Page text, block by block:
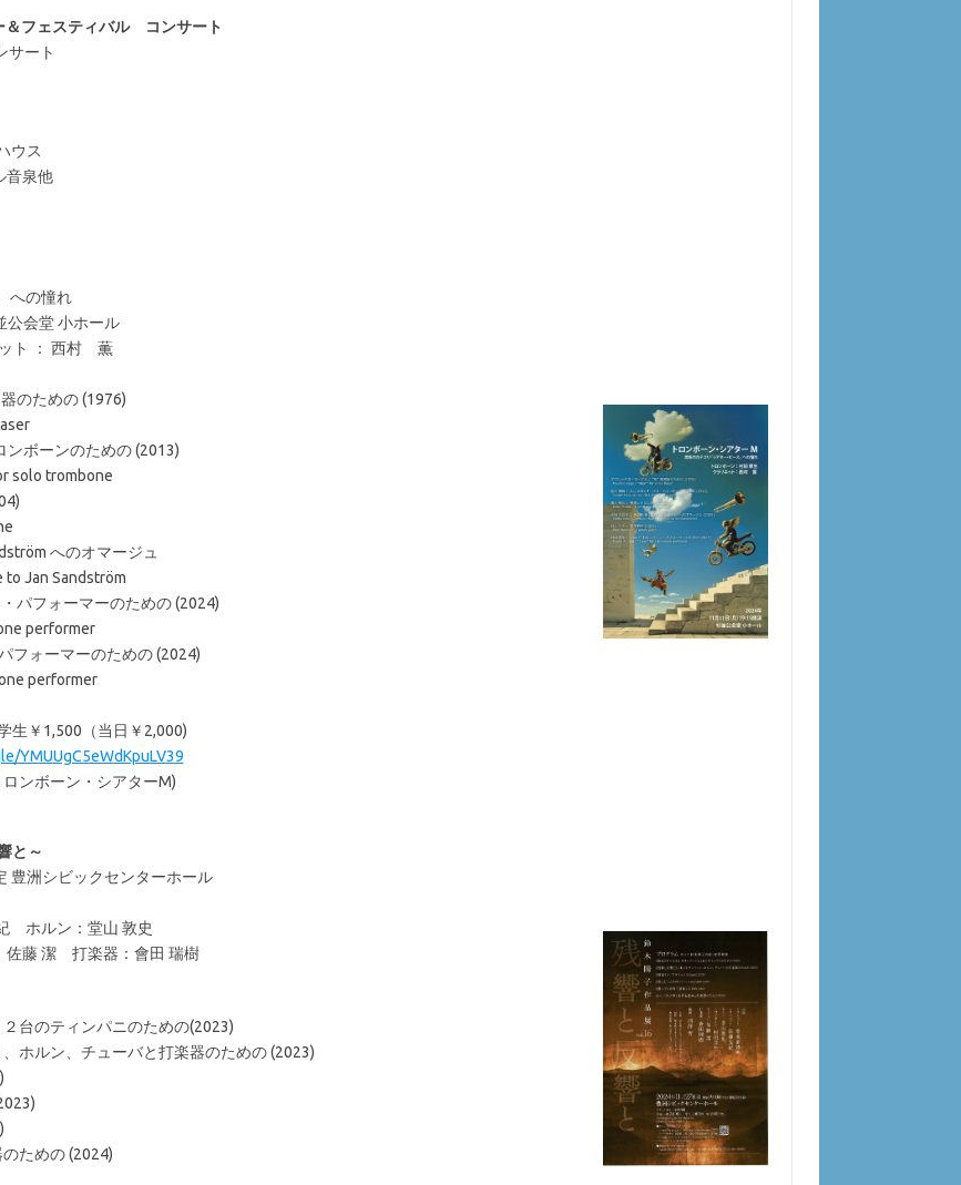
＆フェスティバル コンサート
サート
ウス
音泉他
への憧れ
公会堂 小ホール
ット ： 西村 薫
のための (1976)
ンボーンのための (2013)
solo trombone
へのオマージュ
Jan Sandström
パフォーマーのための (2024)
performer
フォーマーのための (2024)
performer
生￥1,500（当日￥2,000)
YMUUgC5eWdKpuLV39
ンボーン・シアターM)
と～
豊洲シビックセンターホール
ホルン：堂山 敦史
佐藤 潔 打楽器：會田 瑞樹
台のティンパニのための(2023)
ホルン、チューバと打楽器のための (2023)
ための (2024)